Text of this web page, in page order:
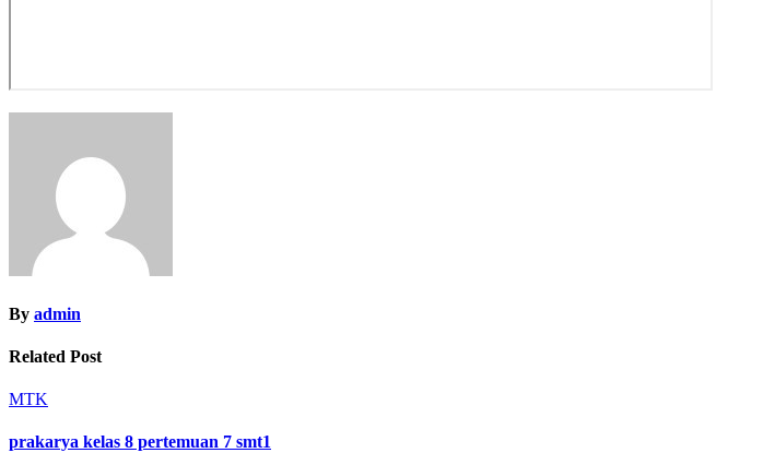
By admin
Related Post
MTK
prakarya kelas 8 pertemuan 7 smt1